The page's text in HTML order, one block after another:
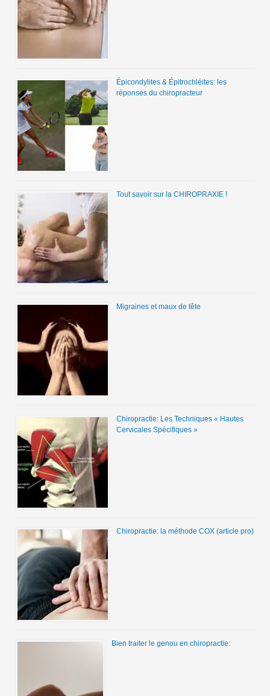
Épicondylites & Épitrochléites: les
réponses du chiropracteur
Tout savoir sur la CHIROPRAXIE !
Migraines et maux de tête
Chiropractie: Les Techniques « Hautes
Cervicales Spécifiques »
Chiropractie: la méthode COX (article pro)
Bien traiter le genou en chiropractie: